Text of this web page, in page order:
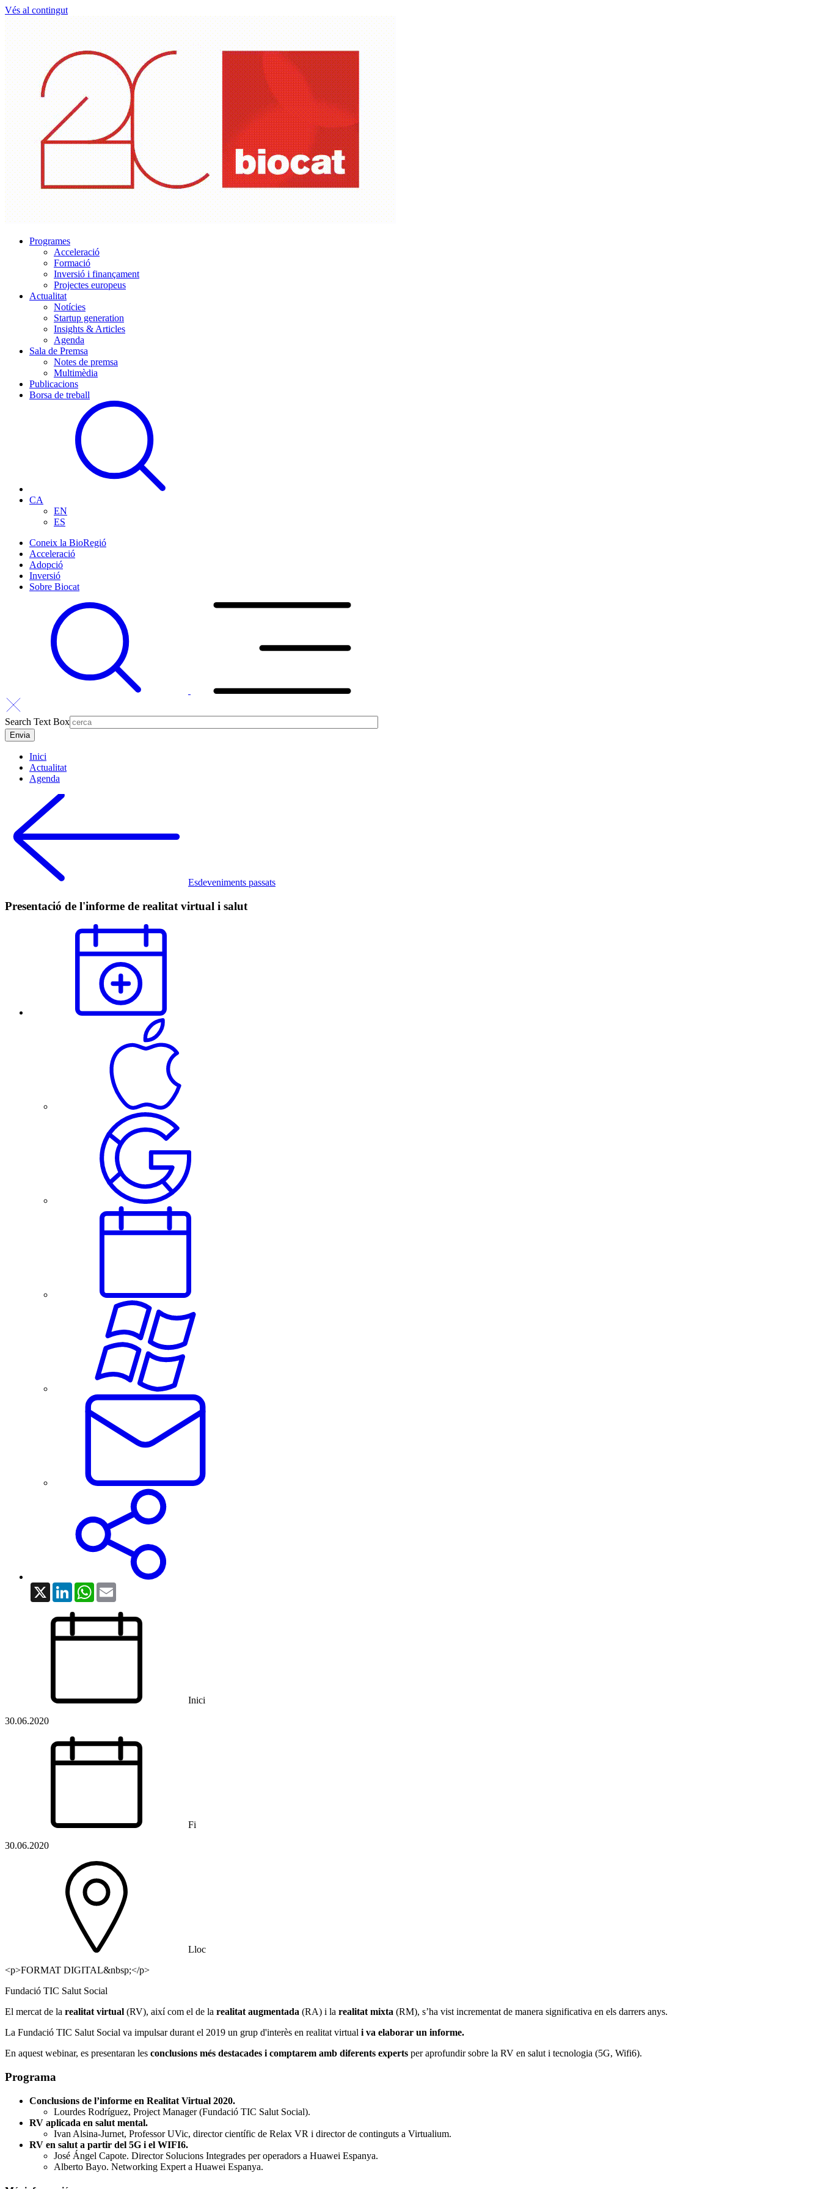
Vés al contingut
Programes
Acceleració
Formació
Inversió i finançament
Projectes europeus
Actualitat
Notícies
Startup generation
Insights & Articles
Agenda
Sala de Premsa
Notes de premsa
Multimèdia
Publicacions
Borsa de treball
CA
EN
ES
Coneix la BioRegió
Acceleració
Adopció
Inversió
Sobre Biocat
Search Text Box
Inici
Actualitat
Agenda
Esdeveniments passats
Presentació de l'informe de realitat virtual i salut
X LinkedInWhatsApp
Inici
30.06.2020
Fi
30.06.2020
Lloc
<p>FORMAT DIGITAL&nbsp;</p>
Fundació TIC Salut Social
El mercat de la realitat virtual (RV), així com el de la realitat augmentada (RA) i la realitat mixta (RM), s’ha vist incrementat de manera significativa en els darrers anys.
La Fundació TIC Salut Social va impulsar durant el 2019 un grup d'interès en realitat virtual i va elaborar un informe.
En aquest webinar, es presentaran les conclusions més destacades i comptarem amb diferents experts per aprofundir sobre la RV en salut i tecnologia (5G, Wifi6).
Programa
Conclusions de l’informe en Realitat Virtual 2020.
Lourdes Rodríguez, Project Manager (Fundació TIC Salut Social).
RV aplicada en salut mental.
Ivan Alsina-Jurnet, Professor UVic, director científic de Relax VR i director de continguts a Virtualium.
RV en salut a partir del 5G i el WIFI6.
José Ángel Capote. Director Solucions Integrades per operadors a Huawei Espanya.
Alberto Bayo. Networking Expert a Huawei Espanya.